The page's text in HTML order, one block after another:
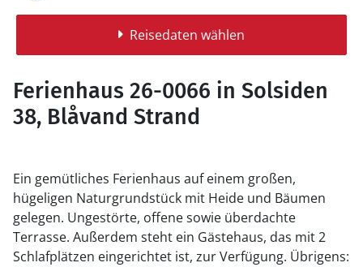
Reisedaten wählen
Ferienhaus 26-0066 in Solsiden
38, Blåvand Strand
Ein gemütliches Ferienhaus auf einem großen,
hügeligen Naturgrundstück mit Heide und Bäumen
gelegen. Ungestörte, offene sowie überdachte
Terrasse. Außerdem steht ein Gästehaus, das mit 2
Schlafplätzen eingerichtet ist, zur Verfügung. Übrigens: